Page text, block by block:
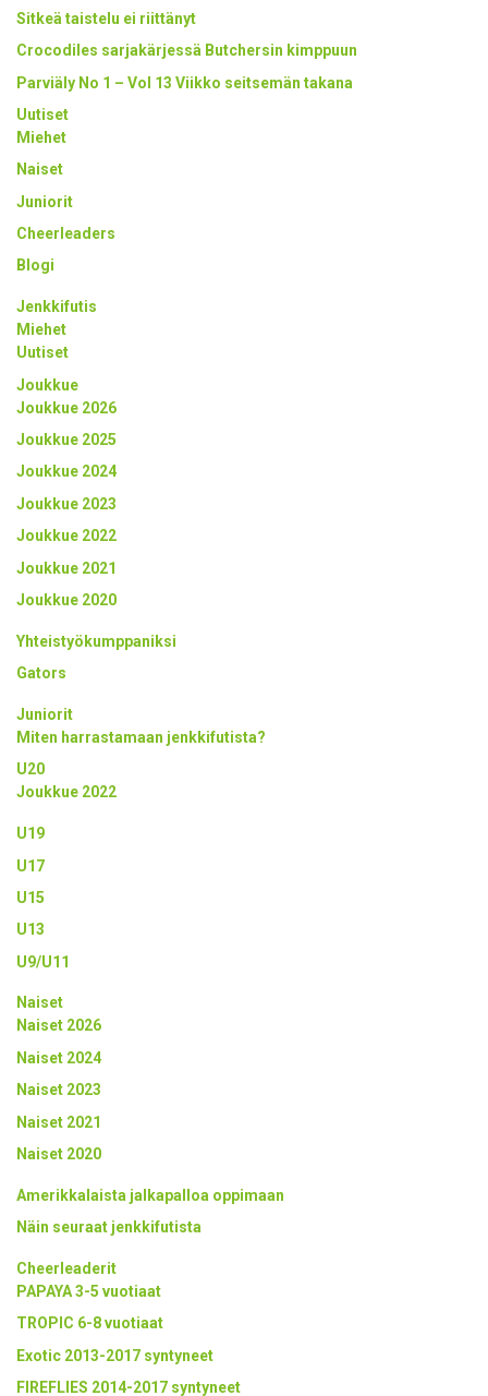
Sitkeä taistelu ei riittänyt
Crocodiles sarjakärjessä Butchersin kimppuun
Parviäly No 1 – Vol 13 Viikko seitsemän takana
Uutiset
Miehet
Naiset
Juniorit
Cheerleaders
Blogi
Jenkkifutis
Miehet
Uutiset
Joukkue
Joukkue 2026
Joukkue 2025
Joukkue 2024
Joukkue 2023
Joukkue 2022
Joukkue 2021
Joukkue 2020
Yhteistyökumppaniksi
Gators
Juniorit
Miten harrastamaan jenkkifutista?
U20
Joukkue 2022
U19
U17
U15
U13
U9/U11
Naiset
Naiset 2026
Naiset 2024
Naiset 2023
Naiset 2021
Naiset 2020
Amerikkalaista jalkapalloa oppimaan
Näin seuraat jenkkifutista
Cheerleaderit
PAPAYA 3-5 vuotiaat
TROPIC 6-8 vuotiaat
Exotic 2013-2017 syntyneet
FIREFLIES 2014-2017 syntyneet